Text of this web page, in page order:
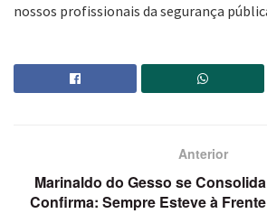
nossos profissionais da segurança
Anterior
Marinaldo do Gesso se
Confirma: Sempre Esteve à